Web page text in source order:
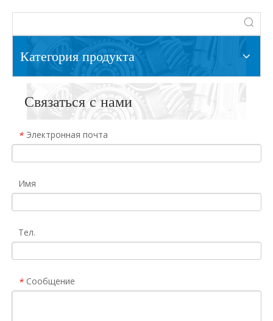
Категория продукта
Связаться с нами
* Электронная почта
Имя
Тел.
* Сообщение